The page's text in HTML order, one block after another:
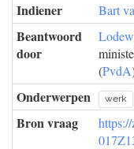
Indiener Bart
Beantwoord
door
(PvdA
Onderwerpen werk
Bron vraag